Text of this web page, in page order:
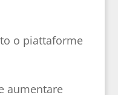
o piattaforme
aumentare